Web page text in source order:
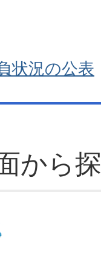
状況の公表
から